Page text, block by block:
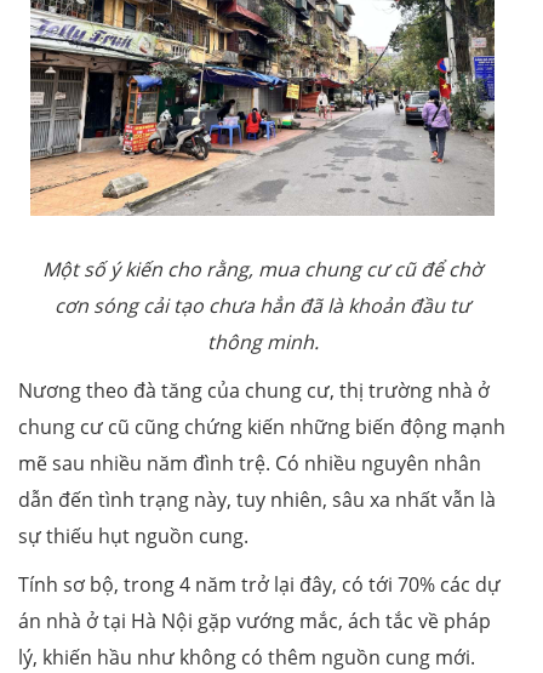
Một số ý kiến cho rằng, mua chung cư cũ để chờ
cơn sóng cải tạo chưa hẳn đã là khoản đầu tư
thông minh.
Nương theo đà tăng của chung cư, thị trường nhà ở
chung cư cũ cũng chứng kiến những biến động mạnh
mẽ sau nhiều năm đình trệ. Có nhiều nguyên nhân
dẫn đến tình trạng này, tuy nhiên, sâu xa nhất vẫn là
sự thiếu hụt nguồn cung.
Tính sơ bộ, trong 4 năm trở lại đây, có tới 70% các dự
án nhà ở tại Hà Nội gặp vướng mắc, ách tắc về pháp
lý, khiến hầu như không có thêm nguồn cung mới.